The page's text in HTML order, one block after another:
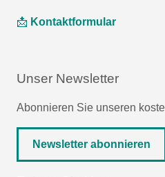
📩 Kontaktformular
Unser Newsletter
Abonnieren Sie unseren
Newsletter abonnieren